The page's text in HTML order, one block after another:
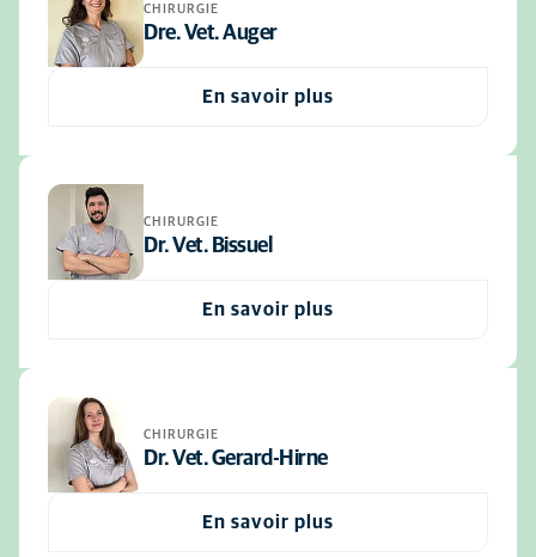
CHIRURGIE
Dre. Vet. Auger
En savoir plus
CHIRURGIE
Dr. Vet. Bissuel
En savoir plus
CHIRURGIE
Dr. Vet. Gerard-Hirne
En savoir plus